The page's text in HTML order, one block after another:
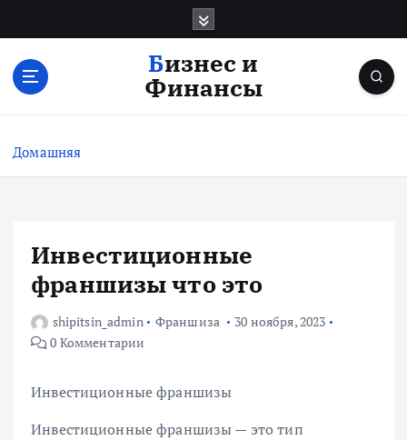
с
Бизнес и
Финансы
Домашняя
Инвестиционные
франшизы что это
shipitsin_admin Франшиза
30 ноября, 2023
0 Комментарии
Инвестиционные франшизы
Инвестиционные франшизы — это тип